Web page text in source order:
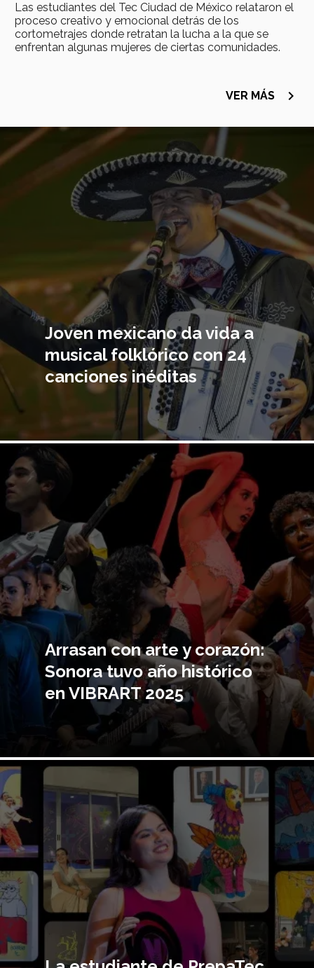
Las estudiantes del Tec Ciudad de México relataron el
proceso creativo y emocional detrás de los
cortometrajes donde retratan la lucha a la que se
enfrentan algunas mujeres de ciertas comunidades.
VER MÁS navigate_next
Imagen
principal
Joven mexicano da vida a
musical folklórico con 24
canciones inéditas
Imagen
principal
Arrasan con arte y corazón:
Sonora tuvo año histórico
en VIBRART 2025
Imagen
principal